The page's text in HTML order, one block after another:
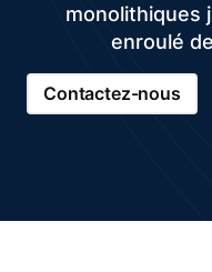
monolithiques
enroulé
Contactez-nous